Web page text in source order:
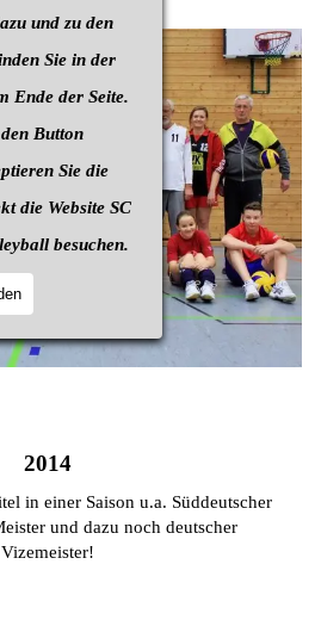
und zu den
Sie in der
Ende der Seite.
Button
Sie die
die Website SC
besuchen.
2014
in einer Saison u.a. Süddeutscher
und dazu noch deutscher
Vizemeister!